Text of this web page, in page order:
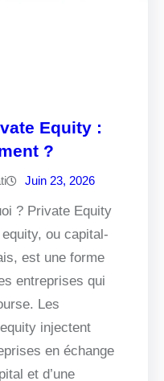
Equity :
?
Juin 23, 2026
? Private Equity
ou capital-
est une forme
entreprises qui
Les
injectent
en échange
et d’une